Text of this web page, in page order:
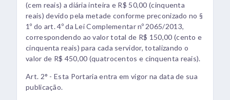
(cem reais) a diária inteira e R$ 50,00 (cinquenta
reais) devido pela metade conforme preconizado no §
1º do art. 4º da Lei Complementar nº 2065/2013,
correspondendo ao valor total de R$ 150,00 (cento e
cinquenta reais) para cada servidor, totalizando o
valor de R$ 450,00 (quatrocentos e cinquenta reais).
Art. 2° - Esta Portaria entra em vigor na data de sua
publicação.